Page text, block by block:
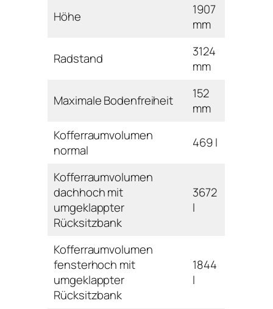
Höhe
1907
mm
Radstand
3124
mm
Maximale Bodenfreiheit
152
mm
Kofferraumvolumen
normal
469 l
Kofferraumvolumen
dachhoch mit
umgeklappter
Rücksitzbank
3672
l
Kofferraumvolumen
fensterhoch mit
umgeklappter
Rücksitzbank
1844
l